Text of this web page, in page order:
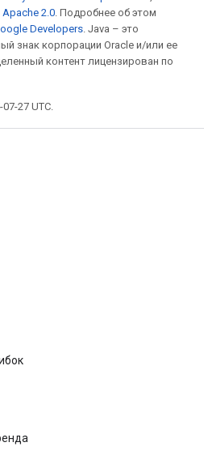
2.0. Подробнее об этом
Developers. Java – это
знак корпорации Oracle и/или ее
контент лицензирован по
27 UTC.